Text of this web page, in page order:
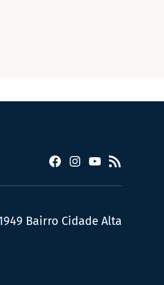
Facebook
Instagram
YouTube
RSS
Bairro Cidade Alta